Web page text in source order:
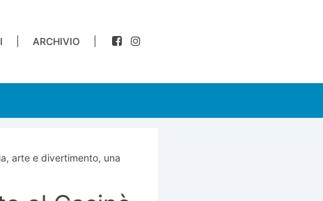
ARCHIVIO
arte e divertimento, una